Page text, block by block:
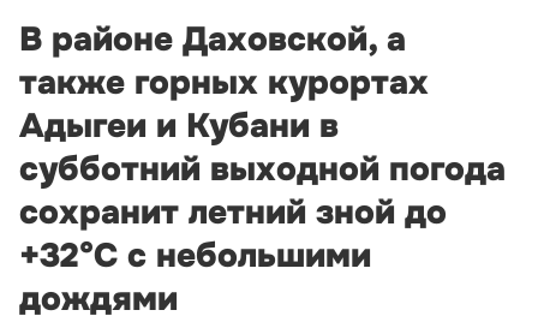
В районе Даховской, а
также горных курортах
Адыгеи и Кубани в
субботний выходной погода
сохранит летний зной до
+32°С с небольшими
дождями